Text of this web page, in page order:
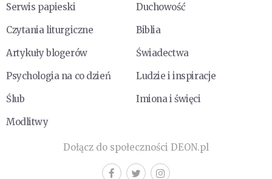
Serwis papieski
Duchowość
Czytania liturgiczne
Biblia
Artykuły blogerów
Świadectwa
Psychologia na co dzień
Ludzie i inspiracje
Ślub
Imiona i święci
Modlitwy
Dołącz do społeczności DEON.pl